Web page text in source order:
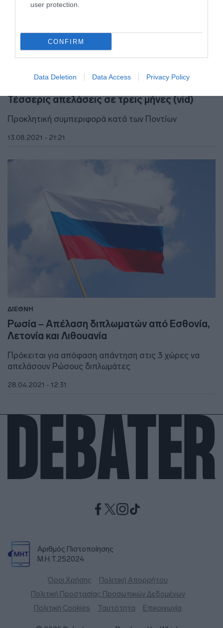
user protection.
CONFIRM
Data Deletion Data Access Privacy Policy
Τέσσερις απελάσεις σε τρεις μήνες (vid)
Προκλητική συμπεριφορά κατά των Ποντίων
13.08.2021 - 21:21
ΔΙΕΘΝΗ
Ρωσία – Απέλαση διπλωματών από Εσθονία,
Λετονία και Λιθουανία
Πρόκειται για απόφαση απάντηση στις 3 χώρες να
απελάσουν Ρώσους διπλωμάτες
28.04.2021 - 12:31
Αριθμός Πιστοποίησης
Μ.Η.Τ.252024
Όροι Χρήσης
Πολιτική Απορρήτου
Πολιτική Προστασίας Προσωπικών Δεδομένων
Πολιτική Cookies
Ταυτότητα Επικοινωνία